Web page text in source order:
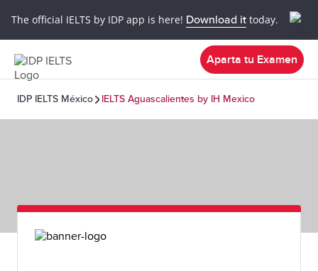
The official IELTS by IDP app is here! Download it today.
Aparta tu Examen
IDP IELTS México IELTS Aguascalientes by IH Mexico